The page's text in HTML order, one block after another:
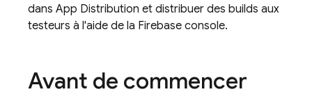
dans App Distribution et distribuer des builds aux
testeurs à l'aide de la Firebase console.
Avant de commencer